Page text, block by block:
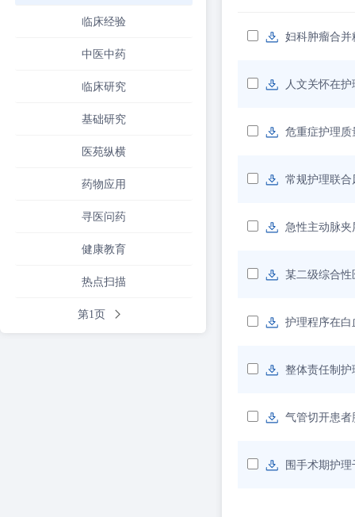
临床经验
中医中药
临床研究
基础研究
医苑纵横
药物应用
寻医问药
健康教育
热点扫描
第1页
妇科肿瘤合
人文关怀在
危重症护理
常规护理联
急性主动脉
某二级综合
护理程序在
整体责任制
气管切开患
围手术期护